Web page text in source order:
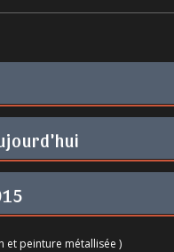
et peinture métallisée )